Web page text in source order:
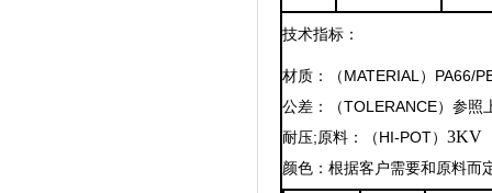
技术指标：
材质：（MATERIAL）PA66/
公差：（TOLERANCE）参照
耐压;原料：（HI-POT） 3KV
颜色：根据客户需要和原料而